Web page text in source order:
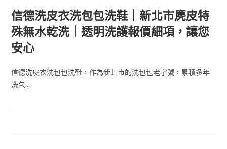
信德洗皮衣洗包包洗鞋｜新北市麂皮特
殊無水乾洗｜透明洗護報價細項，讓您
安心
信德洗皮衣洗包包洗鞋，作為新北市的洗包包老字號，累積多年
洗包...